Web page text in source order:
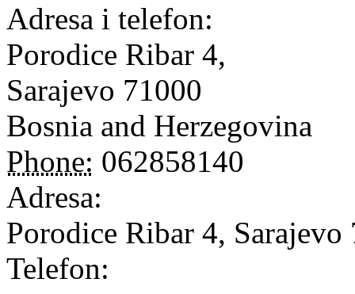
Adresa i telefon:
Porodice Ribar 4,
Sarajevo 71000
Bosnia and Herzegovina
Phone: 062858140
Adresa:
Porodice Ribar 4, Sarajevo
Telefon: